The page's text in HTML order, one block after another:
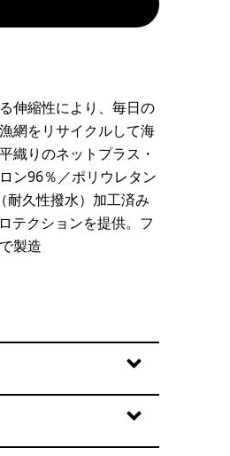
伸縮性により、毎日の
網をリサイクルして海
織りのネットプラス・
ン96％／ポリウレタン
耐久性撥水）加工済み
テクションを提供。フ
製造